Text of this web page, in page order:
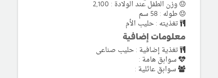
وزن الطفل عند الولادة : 2,100
طوله : 58 سم
تغذيته : حليب الأم
معلومات إضافية
تغذية إضافية : حليب صناعى
سوابق هامة :
سوابق عائلية :